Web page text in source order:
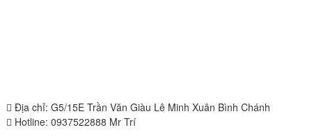
Địa chỉ: G5/15E Trần Văn Giàu Lê Minh Xuân Bình Chánh
Hotline: 0937522888 Mr Trí